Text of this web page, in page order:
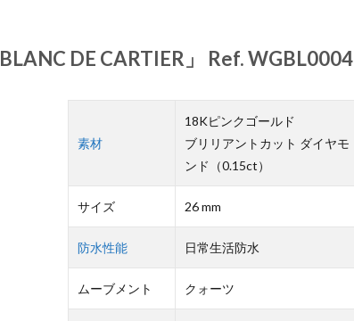
DE CARTIER」 Ref. WGBL0004
素材
18Kピンクゴールド
ブリリアントカット ダイヤモ
ンド（0.15ct）
サイズ 26 mm
防水性能 日常生活防水
ムーブメント クォーツ